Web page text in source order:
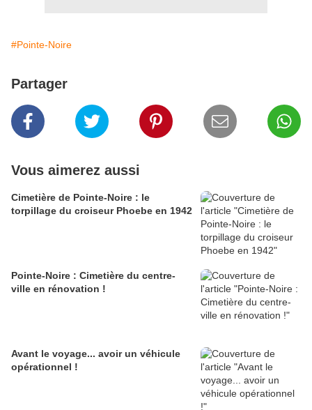
#Pointe-Noire
Partager
Vous aimerez aussi
Cimetière de Pointe-Noire : le
torpillage du croiseur Phoebe en 1942
Pointe-Noire : Cimetière du centre-
ville en rénovation !
Avant le voyage... avoir un véhicule
opérationnel !